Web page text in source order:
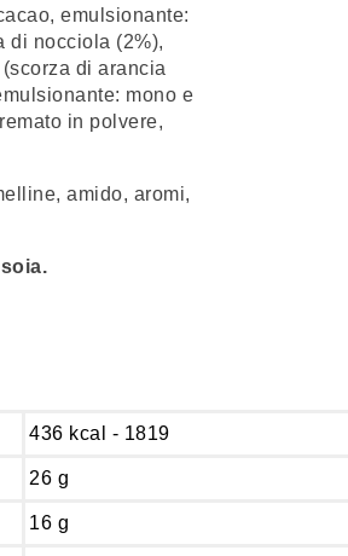
emulsionante:
di nocciola (2%),
di arancia
mono e
in polvere,
amido, aromi,
436 kcal - 1819
26 g
16 g